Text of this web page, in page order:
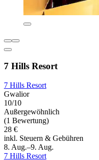
7 Hills Resort
7 Hills Resort
Gwalior
10/10
Außergewöhnlich
(1 Bewertung)
28 €
inkl. Steuern & Gebühren
8. Aug.–9. Aug.
7 Hills Resort